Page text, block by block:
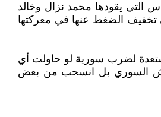
يقودها محمد نزال وخالد
الضغط عنها في معركتها
لضرب سورية لو حاولت أي
السوري بل انسحب من بعض